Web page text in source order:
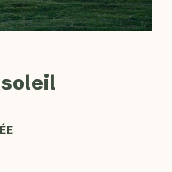
soleil